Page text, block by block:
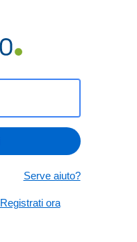
Serve aiuto?
Registrati ora